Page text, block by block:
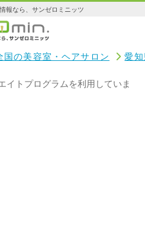
報なら、サンゼロミニッツ
国の美容室・ヘアサロン 愛
イトプログラムを利用していま